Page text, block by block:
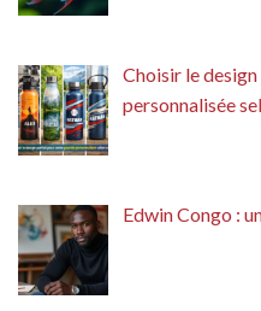
Choisir le
personnalisée
Edwin Congo :